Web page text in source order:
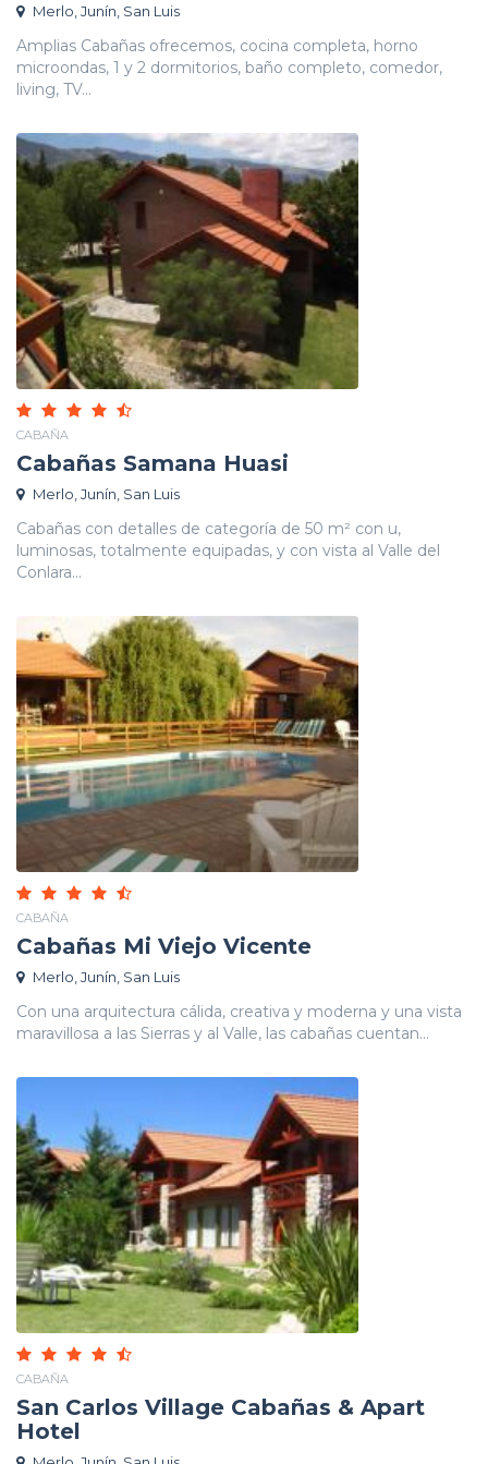
Merlo, Junín, San Luis
Amplias Cabañas ofrecemos, cocina completa, horno
microondas, 1 y 2 dormitorios, baño completo, comedor,
living, TV...
CABAÑA
Cabañas Samana Huasi
Merlo, Junín, San Luis
Cabañas con detalles de categoría de 50 m² con u,
luminosas, totalmente equipadas, y con vista al Valle del
Conlara...
CABAÑA
Cabañas Mi Viejo Vicente
Merlo, Junín, San Luis
Con una arquitectura cálida, creativa y moderna y una vista
maravillosa a las Sierras y al Valle, las cabañas cuentan...
CABAÑA
San Carlos Village Cabañas & Apart
Hotel